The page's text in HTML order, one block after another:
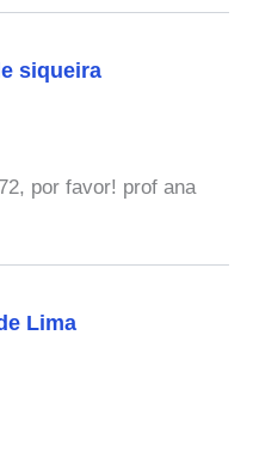
siqueira
por favor! prof ana
Lima